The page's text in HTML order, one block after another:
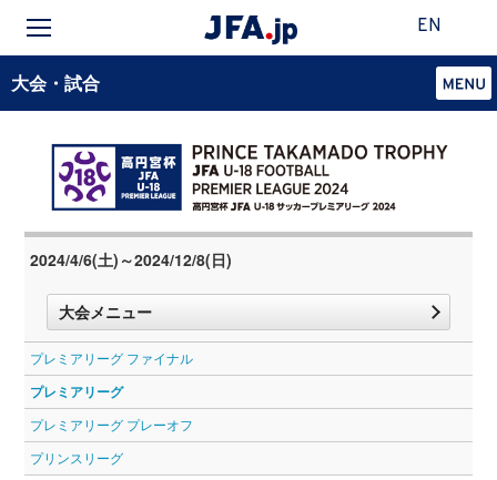
EN
大会・試合
2024/4/6(土)～2024/12/8(日)
大会メニュー
プレミアリーグ ファイナル
プレミアリーグ
プレミアリーグ プレーオフ
プリンスリーグ